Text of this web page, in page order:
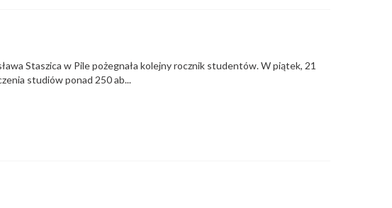
Staszica w Pile pożegnała kolejny rocznik studentów. W piątek, 21
studiów ponad 250 ab...